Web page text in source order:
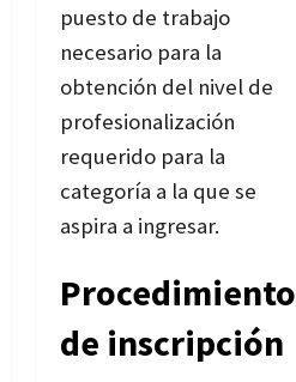
puesto de trabajo
necesario para la
obtención del nivel de
profesionalización
requerido para la
categoría a la que se
aspira a ingresar.
Procedimiento
de inscripción